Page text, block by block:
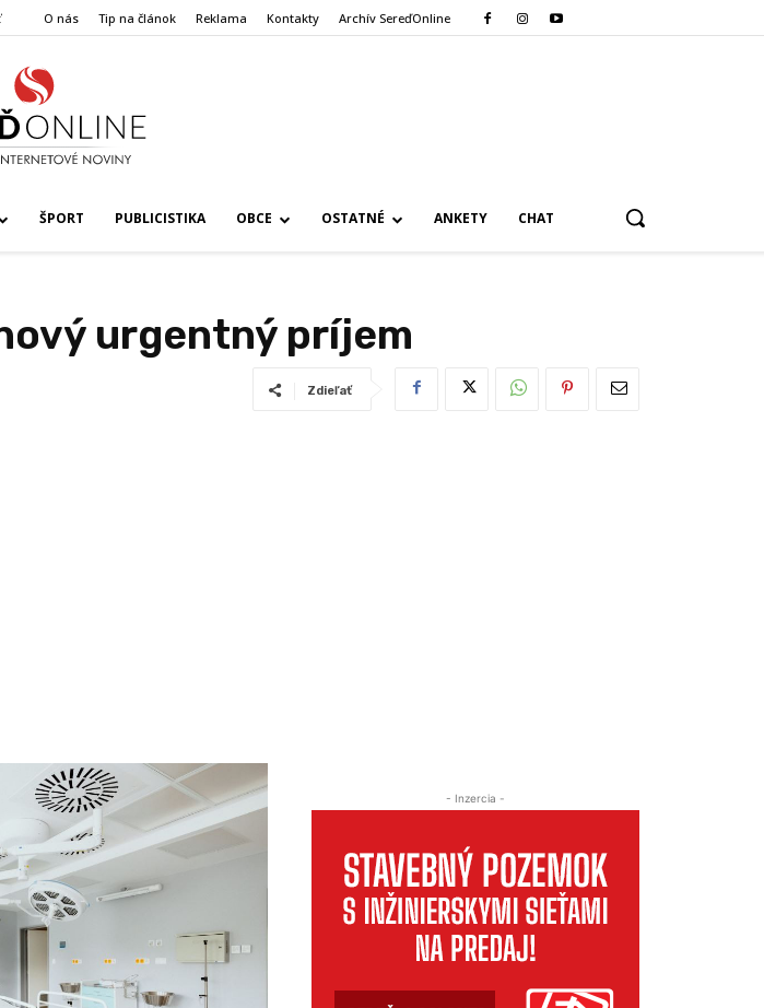
O nás Tip na článok Reklama Kontakty Archív SereďOnline
ŠPORT PUBLICISTIKA OBCE OSTATNÉ ANKETY CHAT
urgentný príjem
Zdieľať
- Inzercia -